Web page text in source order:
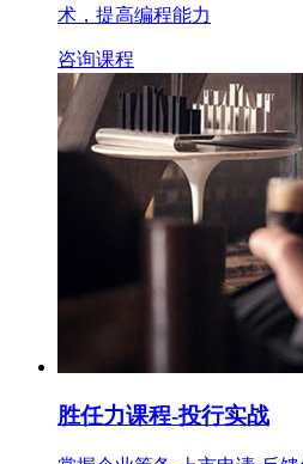
术，提高编程能力
咨询课程
胜任力课程-投行实战